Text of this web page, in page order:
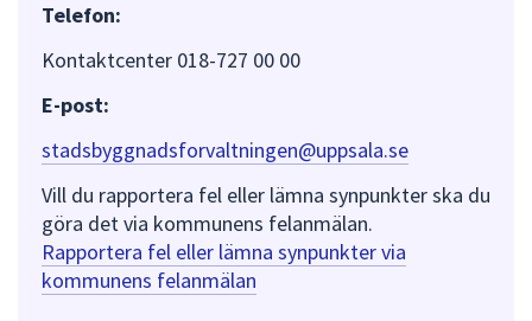
Telefon:
Kontaktcenter 018-727 00 00
E-post:
stadsbyggnadsforvaltningen@uppsala.se
Vill du rapportera fel eller lämna synpunkter ska du
göra det via kommunens felanmälan.
Rapportera fel eller lämna synpunkter via
kommunens felanmälan